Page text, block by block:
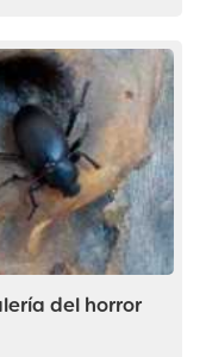
del horror